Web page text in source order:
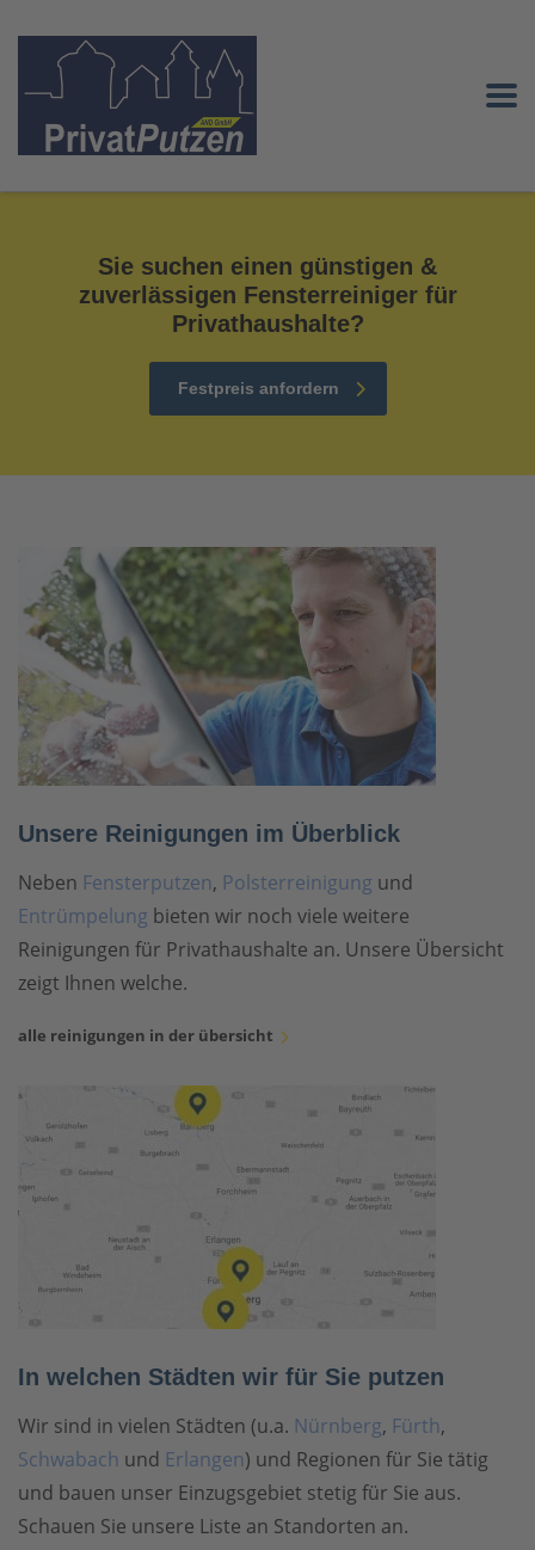
Sie suchen einen günstigen &
zuverlässigen Fensterreiniger für
Privathaushalte?
Festpreis anfordern
Unsere Reinigungen im Überblick
Neben Fensterputzen, Polsterreinigung und
Entrümpelung bieten wir noch viele weitere
Reinigungen für Privathaushalte an. Unsere Übersicht
zeigt Ihnen welche.
alle reinigungen in der übersicht
In welchen Städten wir für Sie putzen
Wir sind in vielen Städten (u.a. Nürnberg, Fürth,
Schwabach und Erlangen) und Regionen für Sie tätig
und bauen unser Einzugsgebiet stetig für Sie aus.
Schauen Sie unsere Liste an Standorten an.